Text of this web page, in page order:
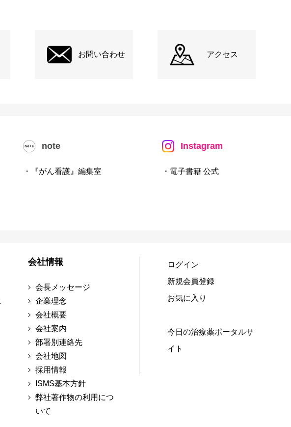
お問い合わせ アクセス
note
・『がん看護』編集室
Instagram
・電子書籍 公式
会社情報
会長メッセージ
企業理念
会社概要
会社案内
部署別連絡先
会社地図
採用情報
ISMS基本方針
弊社著作物の利用につ
いて
ログイン
新規会員登録
お気に入り
今日の治療薬ポータルサ
イト